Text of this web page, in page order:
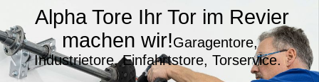
Alpha Tore Ihr Tor im Revier
machen wir!Garagentore,
Industrietore, Einfahrtstore, Torservice.